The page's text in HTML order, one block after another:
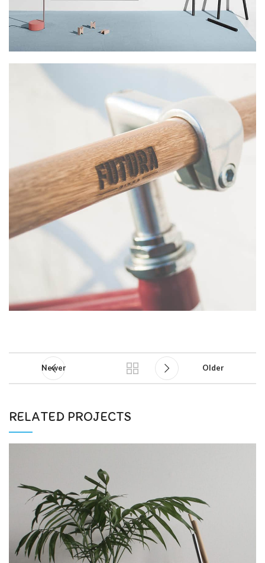
Newer Older
RELATED PROJECTS